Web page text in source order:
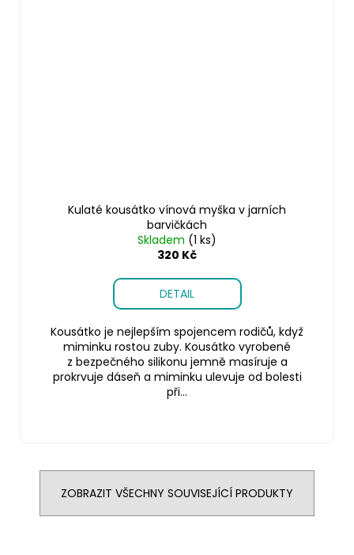
Kulaté kousátko vínová myška v jarních
barvičkách
Skladem (1 ks)
320 Kč
DETAIL
Kousátko je nejlepším spojencem rodičů, když
miminku rostou zuby. Kousátko vyrobené
z bezpečného silikonu jemně masíruje a
prokrvuje dáseň a miminku ulevuje od bolesti
při...
ZOBRAZIT VŠECHNY SOUVISEJÍCÍ PRODUKTY